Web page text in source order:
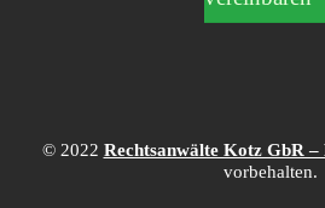
© 2022 Rechtsanwälte Kotz GbR
vorbehalten.